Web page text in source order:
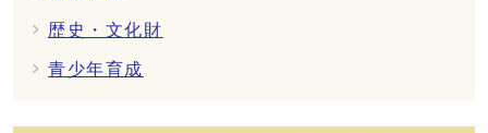
歴史・文化財
青少年育成